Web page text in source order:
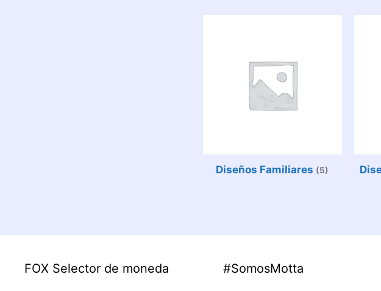
Diseños Familiares (5)
FOX Selector de moneda #SomosMotta